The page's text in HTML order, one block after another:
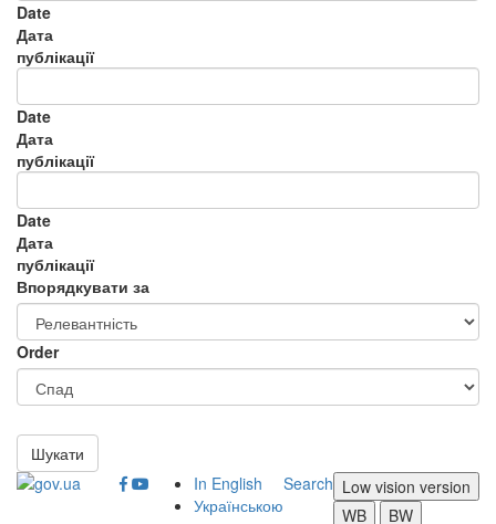
Date
Дата
публікації
Date
Дата
публікації
Date
Дата
публікації
Впорядкувати за
Order
Шукати
Low vision version
WB
BW
Search
In English
Українською